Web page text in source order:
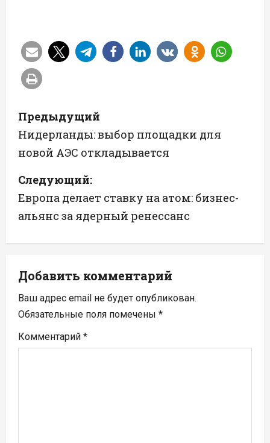
Н
а
в
и
г
а
и
я
п
Предыдущий
Нидерланды: выбор площадки для
новой АЭС откладывается
Следующий:
Европа делает ставку на атом: бизнес-
альянс за ядерный ренессанс
Добавить комментарий
Ваш адрес email не будет опубликован.
Обязательные поля помечены *
Комментарий *